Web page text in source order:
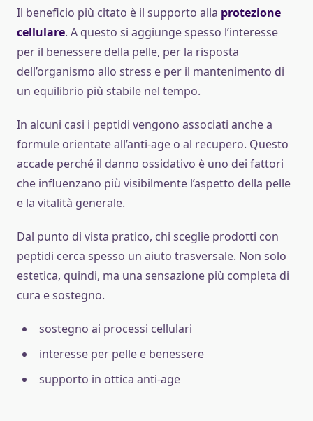
Il beneficio più citato è il supporto alla protezione
cellulare. A questo si aggiunge spesso l’interesse
per il benessere della pelle, per la risposta
dell’organismo allo stress e per il mantenimento di
un equilibrio più stabile nel tempo.
In alcuni casi i peptidi vengono associati anche a
formule orientate all’anti-age o al recupero. Questo
accade perché il danno ossidativo è uno dei fattori
che influenzano più visibilmente l’aspetto della pelle
e la vitalità generale.
Dal punto di vista pratico, chi sceglie prodotti con
peptidi cerca spesso un aiuto trasversale. Non solo
estetica, quindi, ma una sensazione più completa di
cura e sostegno.
sostegno ai processi cellulari
interesse per pelle e benessere
supporto in ottica anti-age